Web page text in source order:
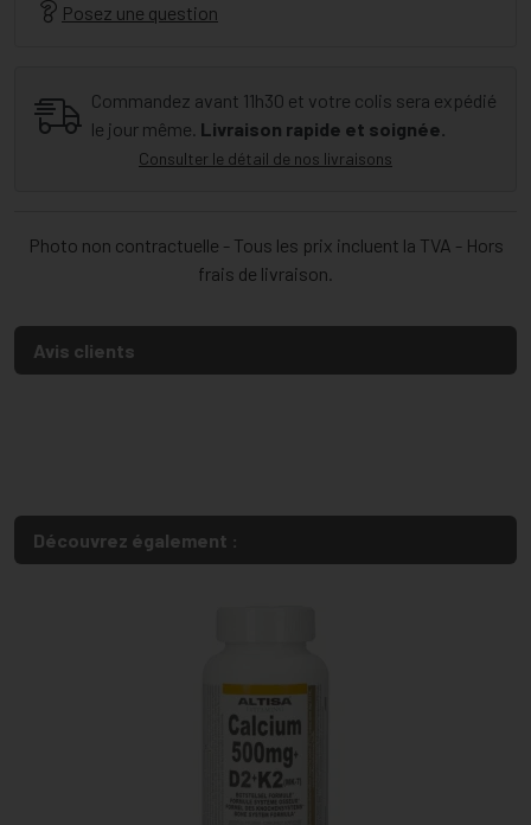
Posez une question
Commandez avant 11h30 et votre colis sera expédié
le jour même. Livraison rapide et soignée.
Consulter le détail de nos livraisons
Photo non contractuelle - Tous les prix incluent la TVA - Hors
frais de livraison.
Avis clients
Découvrez également :